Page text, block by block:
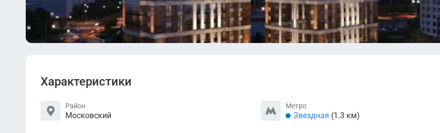
Характеристики
Район
Московский
Метро
Звездная (1.3 км)